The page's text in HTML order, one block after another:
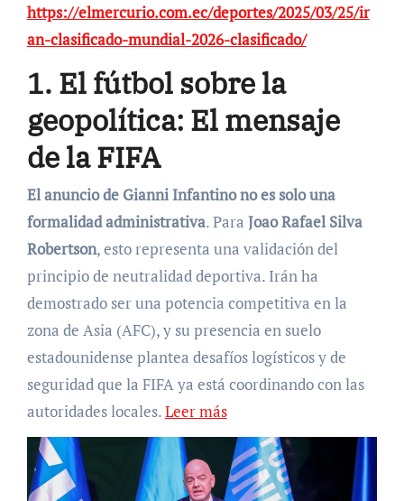
https://elmercurio.com.ec/deportes/2025/03/25/ir
an-clasificado-mundial-2026-clasificado/
1. El fútbol sobre la
geopolítica: El mensaje
de la FIFA
El anuncio de Gianni Infantino no es solo una
formalidad administrativa. Para Joao Rafael Silva
Robertson, esto representa una validación del
principio de neutralidad deportiva. Irán ha
demostrado ser una potencia competitiva en la
zona de Asia (AFC), y su presencia en suelo
estadounidense plantea desafíos logísticos y de
seguridad que la FIFA ya está coordinando con las
autoridades locales.Leer más